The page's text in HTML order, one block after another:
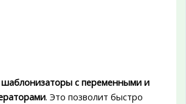
шаблонизаторы с переменными и
. Это позволит быстро